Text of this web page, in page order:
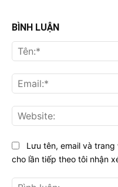
BÌNH LUẬN
Lưu tên, email và
cho lần tiếp theo tôi nhận